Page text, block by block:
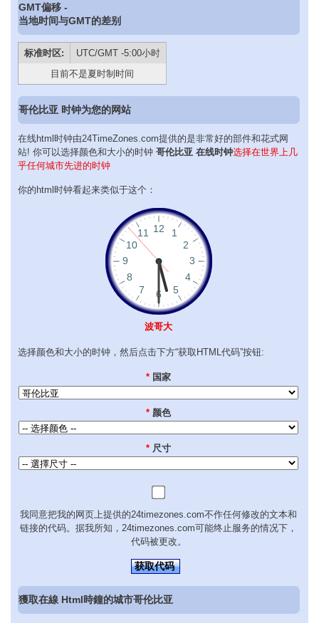
GMT偏移 -
当地时间与GMT的差别
标准时区:
UTC/GMT -5:00小时
目前不是夏时制时间
哥伦比亚 时钟为您的网站
在线html时钟由24TimeZones.com提供的是非常好的部件和花式网
站! 你可以选择颜色和大小的时钟 哥伦比亚 在线时钟选择在世界上几
乎任何城市先进的时钟
你的html时钟看起来类似于这个：
波哥大
选择颜色和大小的时钟，然后点击下方“获取HTML代码”按钮:
* 国家
* 颜色
* 尺寸
我同意把我的网页上提供的24timezones.com不作任何修改的文本和
链接的代码。据我所知，24timezones.com可能终止服务的情况下，
代码被更改。
获取代码
獲取在線 Html時鐘的城市哥伦比亚